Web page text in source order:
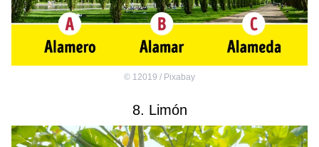
© 12019 / Pixabay
8. Limón